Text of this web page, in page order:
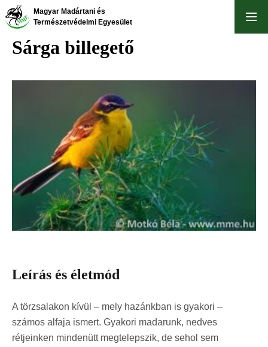
Ugrás
tartalomra
Magyar Madártani és
Természetvédelmi Egyesület
Sárga billegető
Leírás és életmód
A törzsalakon kívül – mely hazánkban is gyakori –
számos alfaja ismert. Gyakori madarunk, nedves
rétjeinken mindenütt megtelepszik, de sehol sem